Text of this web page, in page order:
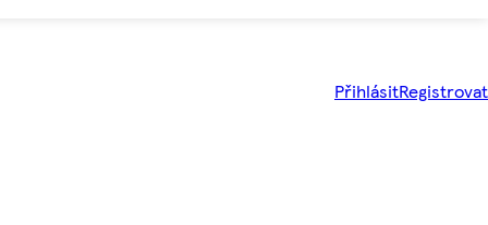
PřihlásitRegistrovat